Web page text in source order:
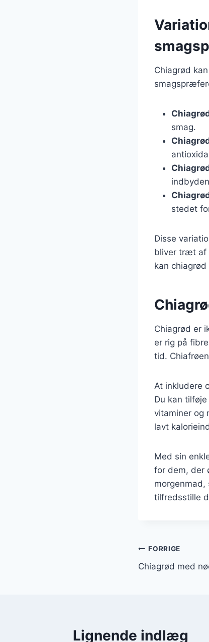
Chiagrød
smag.
stedet
Disse
bliver træt af
kan
Chiagrød er
er rig på
tid.
At inkludere
Du kan
vitaminer og
lavt
Med sin
for dem, der
tilfredsstille
FORRIGE
Chiagrød med
Lignende indlæg